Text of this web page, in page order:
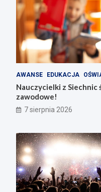
AWANSE EDUKACJA
Nauczycielki z Siechnic
zawodowe!
7 sierpnia 2026